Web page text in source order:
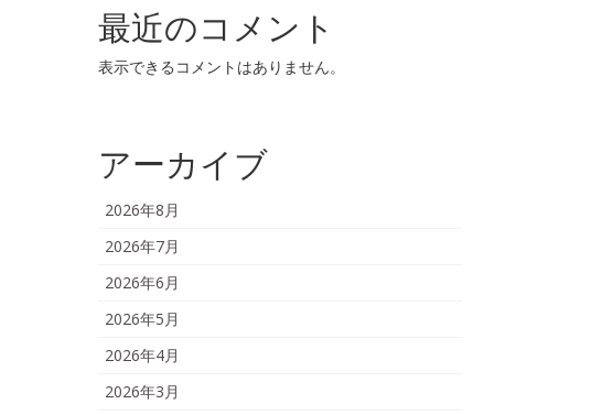
最近のコメント
表示できるコメントはありません。
アーカイブ
2026年8月
2026年7月
2026年6月
2026年5月
2026年4月
2026年3月